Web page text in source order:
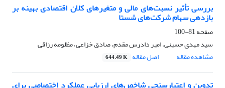
بررسی تأثیر نسبت‌های مالی و متغیرهای کلان اقتصادی بهینه بر
بازدهی سهام شرکت‌های شستا
صفحه81-100
سید مهدی حسینی، امیر دادرس مقدم، صادق خزاعی، مظلومه رزاقی
مشاهده مقاله
اصل مقاله 644.49 K